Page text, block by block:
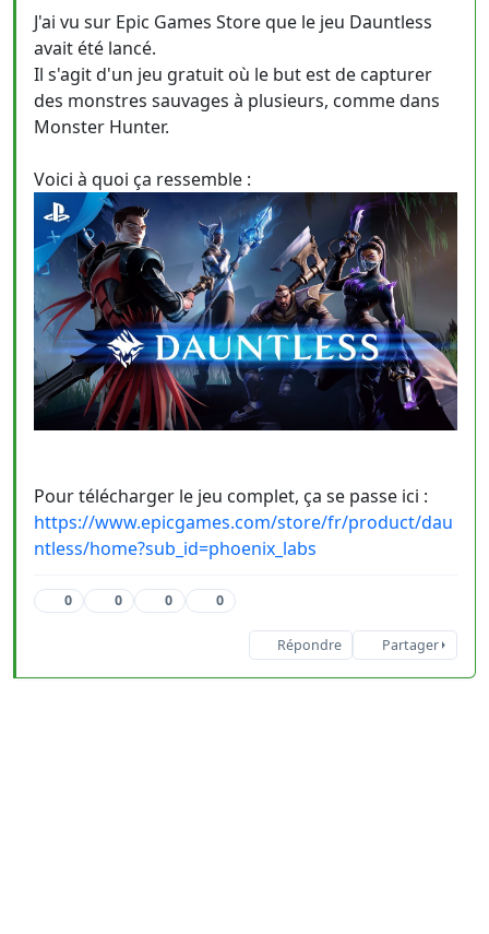
J'ai vu sur Epic Games Store que le jeu Dauntless
avait été lancé.
Il s'agit d'un jeu gratuit où le but est de capturer
des monstres sauvages à plusieurs, comme dans
Monster Hunter.
Voici à quoi ça ressemble :
Pour télécharger le jeu complet, ça se passe ici :
https://www.epicgames.com/store/fr/product/dau
ntless/home?sub_id=phoenix_labs
0 0 0 0
Répondre Partager